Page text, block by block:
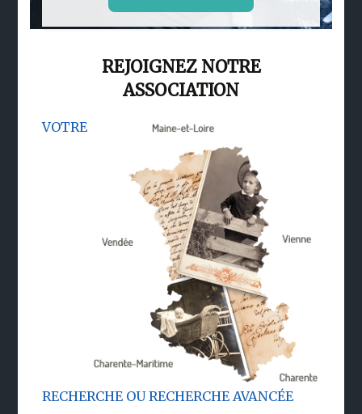
REJOIGNEZ NOTRE
ASSOCIATION
VOTRE
RECHERCHE OU RECHERCHE AVANCÉE